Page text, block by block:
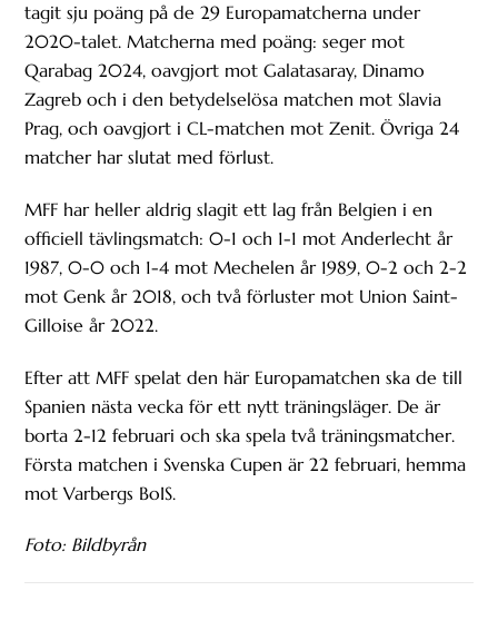
tagit sju poäng på de 29 Europamatcherna under
2020-talet. Matcherna med poäng: seger mot
Qarabag 2024, oavgjort mot Galatasaray, Dinamo
Zagreb och i den betydelselösa matchen mot Slavia
Prag, och oavgjort i CL-matchen mot Zenit. Övriga 24
matcher har slutat med förlust.
MFF har heller aldrig slagit ett lag från Belgien i en
officiell tävlingsmatch: 0-1 och 1-1 mot Anderlecht år
1987, 0-0 och 1-4 mot Mechelen år 1989, 0-2 och 2-2
mot Genk år 2018, och två förluster mot Union Saint-
Gilloise år 2022.
Efter att MFF spelat den här Europamatchen ska de till
Spanien nästa vecka för ett nytt träningsläger. De är
borta 2-12 februari och ska spela två träningsmatcher.
Första matchen i Svenska Cupen är 22 februari, hemma
mot Varbergs BoIS.
Foto: Bildbyrån